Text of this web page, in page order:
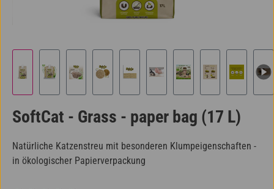
SoftCat - Grass - paper bag (17 L)
Natürliche Katzenstreu mit besonderen Klumpeigenschaften -
in ökologischer Papierverpackung